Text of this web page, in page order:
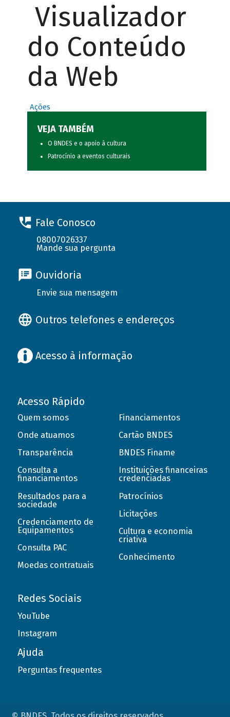
Visualizador
do Conteúdo
da Web
Ações
VEJA TAMBÉM
O BNDES e o apoio à cultura
Patrocínio a eventos culturais
Fale Conosco
08007026337
Mande sua pergunta
Ouvidoria
Envie sua mensagem
Outros telefones e endereços
Acesso à informação
Acesso Rápido
Quem somos
Onde atuamos
Transparência
Consulta a
financiamentos
Resultados para a
sociedade
Credenciamento de
Equipamentos
Consulta PAC
Moedas contratuais
Financiamentos
Cartão BNDES
BNDES Finame
Instituições financeiras
credenciadas
Patrocínios
Licitações
Cultura e economia
criativa
Conhecimento
Redes Sociais
YouTube
Instagram
Ajuda
Perguntas frequentes